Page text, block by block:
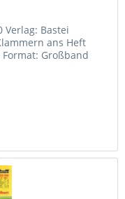
Verlag: Bastei
ans Heft
Großband